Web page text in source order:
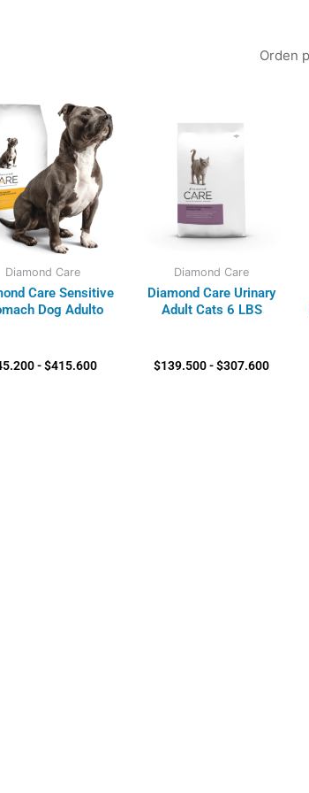
Diamond Care
Care Sensitive
Dog Adulto
-$415.600
Rango
de
precios:
desde
$45.200
hasta
$415.600
Diamond Care
Diamond Care Urinary
Adult Cats 6 LBS
$139.500-$307.600